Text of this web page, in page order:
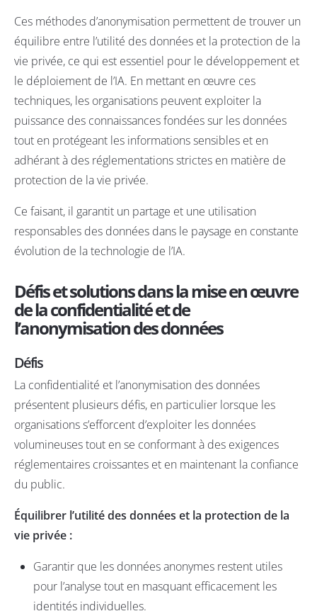
Ces méthodes d’anonymisation permettent de trouver un
équilibre entre l’utilité des données et la protection de la
vie privée, ce qui est essentiel pour le développement et
le déploiement de l’IA. En mettant en œuvre ces
techniques, les organisations peuvent exploiter la
puissance des connaissances fondées sur les données
tout en protégeant les informations sensibles et en
adhérant à des réglementations strictes en matière de
protection de la vie privée.
Ce faisant, il garantit un partage et une utilisation
responsables des données dans le paysage en constante
évolution de la technologie de l’IA.
Défis et solutions dans la mise en œuvre
de la confidentialité et de
l’anonymisation des données
Défis
La confidentialité et l’anonymisation des données
présentent plusieurs défis, en particulier lorsque les
organisations s’efforcent d’exploiter les données
volumineuses tout en se conformant à des exigences
réglementaires croissantes et en maintenant la confiance
du public.
Équilibrer l’utilité des données et la protection de la
vie privée :
Garantir que les données anonymes restent utiles
pour l’analyse tout en masquant efficacement les
identités individuelles.